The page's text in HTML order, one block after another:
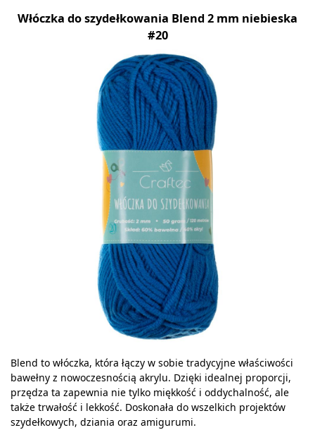
Włóczka do szydełkowania Blend 2 mm niebieska
#20
Blend to włóczka, która łączy w sobie tradycyjne właściwości
bawełny z nowoczesnością akrylu. Dzięki idealnej proporcji,
przędza ta zapewnia nie tylko miękkość i oddychalność, ale
także trwałość i lekkość. Doskonała do wszelkich projektów
szydełkowych, dziania oraz amigurumi.